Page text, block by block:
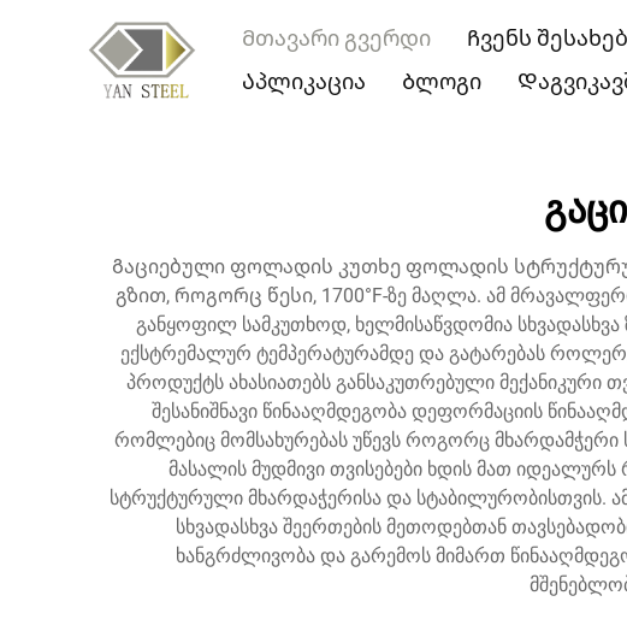
Მთავარი გვერდი Ჩვენს შესახებ
Აპლიკაცია
Ბლოგი
Გაციებული ფოლადის კუთხე ფოლადის
გზით, როგორც წესი, 1700°F-ზე მაღლა. ამ
განყოფილ სამკუთხოდ, ხელმისაწვდომია
ექსტრემალურ ტემპერატურამდე და გატარებას
პროდუქტს ახასიათებს განსაკუთრებული მექანიკური
შესანიშნავი წინააღმდეგობა დეფორმაციის
რომლებიც მომსახურებას უწევს როგორც მხარდამჭერი
მასალის მუდმივი თვისებები ხდის მათ
სტრუქტურული მხარდაჭერისა და სტაბილურობისთვის.
სხვადასხვა შეერთების მეთოდებთან
ხანგრძლივობა და გარემოს მიმართ